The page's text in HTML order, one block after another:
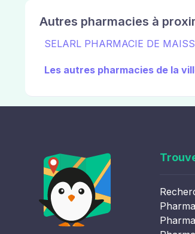
Autres pharmacies à
SELARL PHARMACIE DE
Les autres pharmacies de la